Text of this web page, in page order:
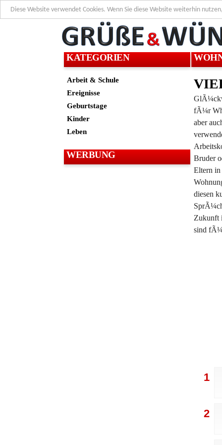
Diese Website verwendet Cookies. Wenn Sie diese Website weiterhin
KATEGORIEN
Arbeit & Schule
Ereignisse
Geburtstage
Kinder
Leben
WERBUNG
fÃ¼r
aber
Bruder
Eltern in
diesen
Zukunft
sind
1
2